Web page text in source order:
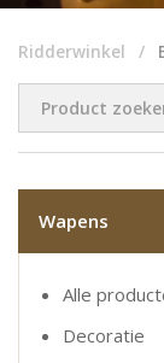
Ridderwinkel
Wapens
Alle
Decoratie